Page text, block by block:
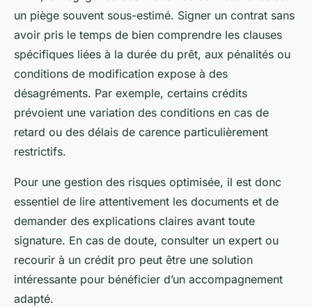
un piège souvent sous-estimé. Signer un contrat sans
avoir pris le temps de bien comprendre les clauses
spécifiques liées à la durée du prêt, aux pénalités ou
conditions de modification expose à des
désagréments. Par exemple, certains crédits
prévoient une variation des conditions en cas de
retard ou des délais de carence particulièrement
restrictifs.
Pour une gestion des risques optimisée, il est donc
essentiel de lire attentivement les documents et de
demander des explications claires avant toute
signature. En cas de doute, consulter un expert ou
recourir à un crédit pro peut être une solution
intéressante pour bénéficier d’un accompagnement
adapté.